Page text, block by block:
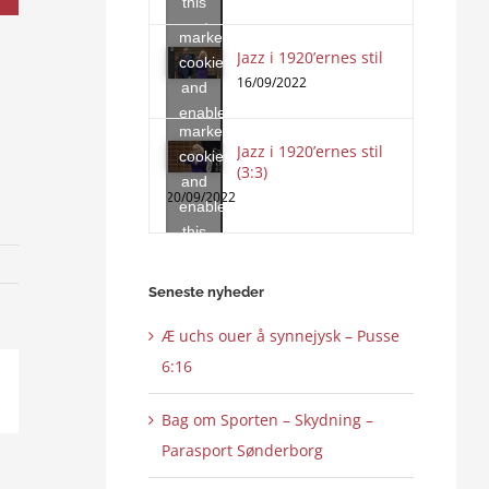
content
accept
marketing
cookies
and
enable
this
content
Jazz i 1920’ernes stil
16/09/2022
Click
to
accept
marketing
cookies
and
enable
this
Jazz i 1920’ernes stil
(3:3)
20/09/2022
Seneste nyheder
Æ uchs ouer å synnejysk – Pusse
6:16
Bag om Sporten – Skydning –
Parasport Sønderborg